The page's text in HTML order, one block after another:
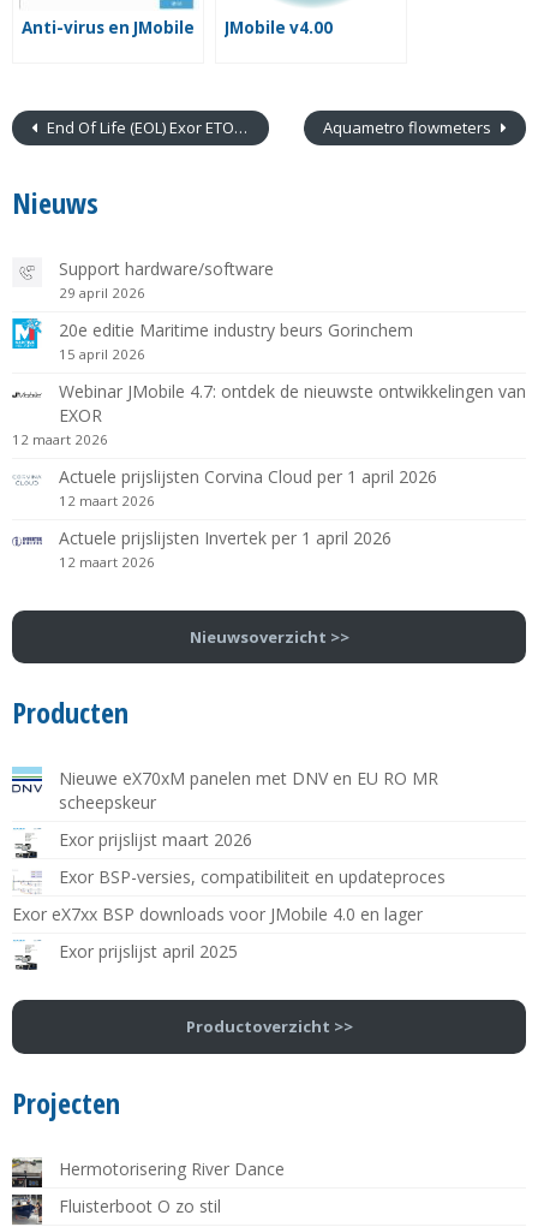
Anti-virus en JMobile JMobile v4.00
End Of Life (EOL) Exor ETOP515G Aquametro flowmeters
Nieuws
Support hardware/software
29 april 2026
20e editie Maritime industry beurs Gorinchem
15 april 2026
Webinar JMobile 4.7: ontdek de nieuwste ontwikkelingen van
EXOR
12 maart 2026
Actuele prijslijsten Corvina Cloud per 1 april 2026
12 maart 2026
Actuele prijslijsten Invertek per 1 april 2026
12 maart 2026
Nieuwsoverzicht >>
Producten
Nieuwe eX70xM panelen met DNV en EU RO MR
scheepskeur
Exor prijslijst maart 2026
Exor BSP-versies, compatibiliteit en updateproces
Exor eX7xx BSP downloads voor JMobile 4.0 en lager
Exor prijslijst april 2025
Productoverzicht >>
Projecten
Hermotorisering River Dance
Fluisterboot O zo stil